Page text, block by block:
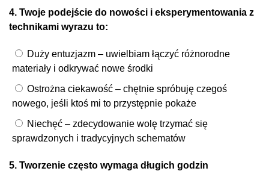
4. Twoje podejście do nowości i eksperymentowania z
technikami wyrazu to:
Duży entuzjazm – uwielbiam łączyć różnorodne
materiały i odkrywać nowe środki
Ostrożna ciekawość – chętnie spróbuję czegoś
nowego, jeśli ktoś mi to przystępnie pokaże
Niechęć – zdecydowanie wolę trzymać się
sprawdzonych i tradycyjnych schematów
5. Tworzenie często wymaga długich godzin